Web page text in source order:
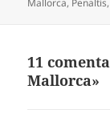
Mallorca, Penaltis,
11
Mallorca»